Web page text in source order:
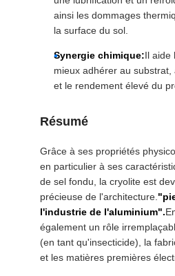
ainsi les dommages
la surface du sol.
Synergie chimique:Il aide
mieux adhérer au
et le rendement élevé du
Résumé
Grâce à ses propriétés
en particulier à ses
de sel fondu, la cryolite est
précieuse de l'architecture.
l'industrie de l'aluminium".
également un rôle
(en tant qu'insecticide), la
et les matières premières